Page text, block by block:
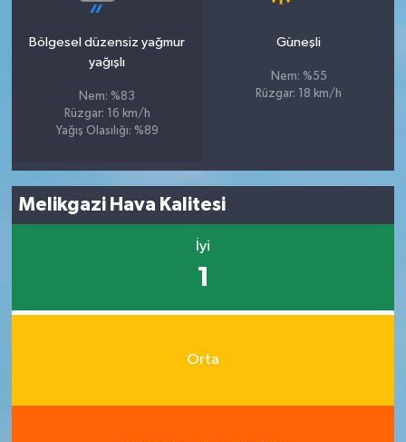
Bölgesel düzensiz yağmur
yağışlı
Nem: %83
Rüzgar: 16 km/h
Yağış Olasılığı: %89
Güneşli
Nem: %55
Rüzgar: 18 km/h
Melikgazi Hava Kalitesi
İyi
1
Orta